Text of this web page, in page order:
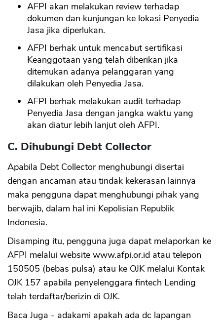
AFPI akan melakukan review terhadap
dokumen dan kunjungan ke lokasi Penyedia
Jasa jika diperlukan.
AFPI berhak untuk mencabut sertifikasi
Keanggotaan yang telah diberikan jika
ditemukan adanya pelanggaran yang
dilakukan oleh Penyedia Jasa.
AFPI berhak melakukan audit terhadap
Penyedia Jasa dengan jangka waktu yang
akan diatur lebih lanjut oleh AFPI.
C. Dihubungi Debt Collector
Apabila Debt Collector menghubungi disertai
dengan ancaman atau tindak kekerasan lainnya
maka pengguna dapat menghubungi pihak yang
berwajib, dalam hal ini Kepolisian Republik
Indonesia.
Disamping itu, pengguna juga dapat melaporkan ke
AFPI melalui website www.afpi.or.id atau telepon
150505 (bebas pulsa) atau ke OJK melalui Kontak
OJK 157 apabila penyelenggara fintech Lending
telah terdaftar/berizin di OJK.
Baca Juga - adakami apakah ada dc lapangan